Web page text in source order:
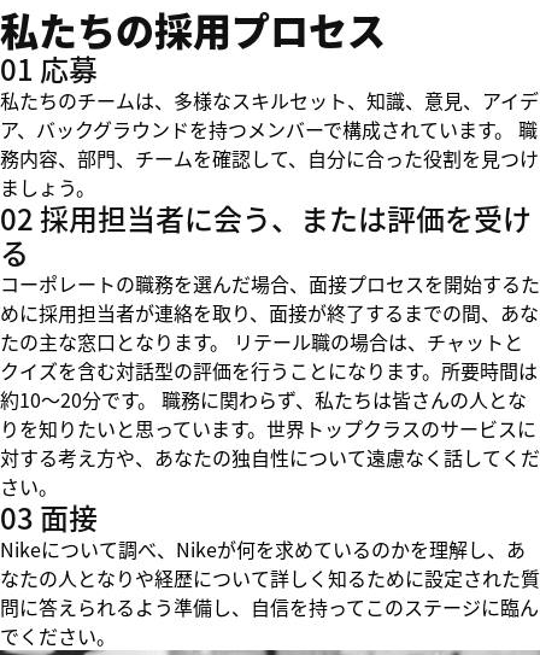
私たちの採用プロセス
01 応募
私たちのチームは、多様なスキルセット、知識、意見、アイデ
ア、バックグラウンドを持つメンバーで構成されています。 職
務内容、部門、チームを確認して、自分に合った役割を見つけ
ましょう。
02 採用担当者に会う、または評価を受け
る
コーポレートの職務を選んだ場合、面接プロセスを開始するた
めに採用担当者が連絡を取り、面接が終了するまでの間、あな
たの主な窓口となります。 リテール職の場合は、チャットと
クイズを含む対話型の評価を行うことになります。所要時間は
約10～20分です。 職務に関わらず、私たちは皆さんの人とな
りを知りたいと思っています。世界トップクラスのサービスに
対する考え方や、あなたの独自性について遠慮なく話してくだ
さい。
03 面接
Nikeについて調べ、Nikeが何を求めているのかを理解し、あ
なたの人となりや経歴について詳しく知るために設定された質
問に答えられるよう準備し、自信を持ってこのステージに臨ん
でください。